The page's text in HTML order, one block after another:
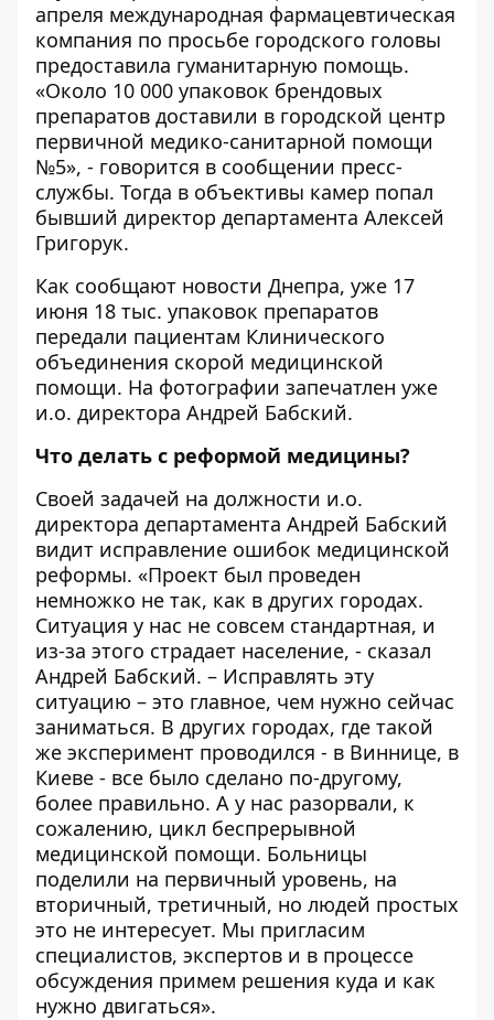
апреля международная фармацевтическая
компания по просьбе городского головы
предоставила гуманитарную помощь.
«Около 10 000 упаковок брендовых
препаратов доставили в городской центр
первичной медико-санитарной помощи
№5», - говорится в сообщении пресс-
службы. Тогда в объективы камер попал
бывший директор департамента Алексей
Григорук.
Как сообщают новости Днепра, уже 17
июня 18 тыс. упаковок препаратов
передали пациентам Клинического
объединения скорой медицинской
помощи. На фотографии запечатлен уже
и.о. директора Андрей Бабский.
Что делать с реформой медицины?
Своей задачей на должности и.о.
директора департамента Андрей Бабский
видит исправление ошибок медицинской
реформы. «Проект был проведен
немножко не так, как в других городах.
Ситуация у нас не совсем стандартная, и
из-за этого страдает население, - сказал
Андрей Бабский. – Исправлять эту
ситуацию – это главное, чем нужно сейчас
заниматься. В других городах, где такой
же эксперимент проводился - в Виннице, в
Киеве - все было сделано по-другому,
более правильно. А у нас разорвали, к
сожалению, цикл беспрерывной
медицинской помощи. Больницы
поделили на первичный уровень, на
вторичный, третичный, но людей простых
это не интересует. Мы пригласим
специалистов, экспертов и в процессе
обсуждения примем решения куда и как
нужно двигаться».